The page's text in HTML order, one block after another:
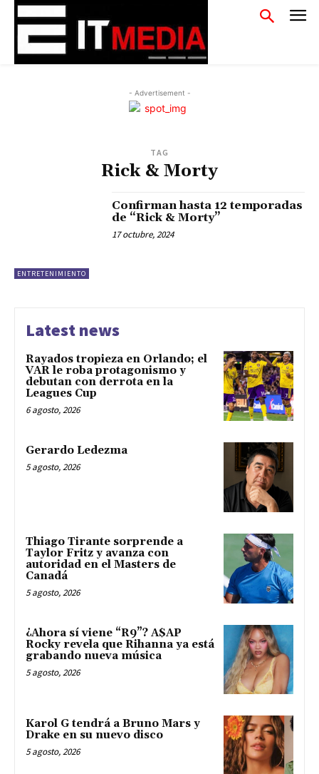
- Advertisement -
TAG
Rick & Morty
ENTRETENIMIENTO
Confirman hasta 12 temporadas
de “Rick & Morty”
17 octubre, 2024
Latest news
Rayados tropieza en Orlando; el
VAR le roba protagonismo y
debutan con derrota en la
Leagues Cup
6 agosto, 2026
Gerardo Ledezma
5 agosto, 2026
Thiago Tirante sorprende a
Taylor Fritz y avanza con
autoridad en el Masters de
Canadá
5 agosto, 2026
¿Ahora sí viene “R9”? A$AP
Rocky revela que Rihanna ya está
grabando nueva música
5 agosto, 2026
Karol G tendrá a Bruno Mars y
Drake en su nuevo disco
5 agosto, 2026